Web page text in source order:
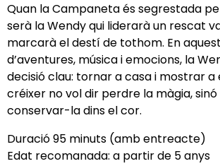
Quan la Campaneta és segrestada
serà la Wendy qui liderarà un rescat
marcarà el destí de tothom. En
d’aventures, música i emocions, la
decisió clau: tornar a casa i mostrar a
créixer no vol dir perdre la màgia,
conservar-la dins el cor.
Duració 95 minuts (amb entreacte)
Edat recomanada: a partir de 5 anys